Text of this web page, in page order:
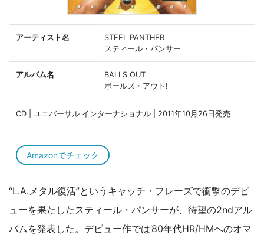
アーティスト名
STEEL PANTHER
スティール・パンサー
アルバム名
BALLS OUT
ボールズ・アウト!
CD | ユニバーサル インターナショナル | 2011年10月26日発売
Amazonでチェック
“L.A.メタル復活”というキャッチ・フレーズで衝撃のデビ
ューを果たしたスティール・パンサーが、待望の2ndアル
バムを発表した。デビュー作では’80年代HR/HMへのオマ